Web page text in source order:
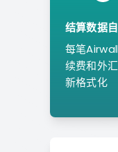
结算数据
每笔
续费和外
新格式化